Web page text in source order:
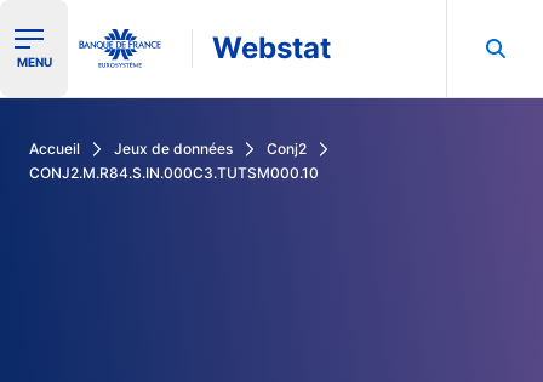
Ouvrir le menu de navigation
MENU Webstat
Accueil Jeux de données
Conj2
CONJ2.M.R84.S.IN.000C3.TUTSM000.10